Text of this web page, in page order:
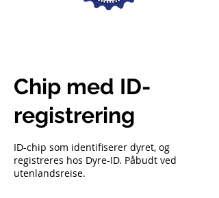
Chip med ID-
registrering
ID-chip som identifiserer dyret, og
registreres hos Dyre-ID. Påbudt ved
utenlandsreise.